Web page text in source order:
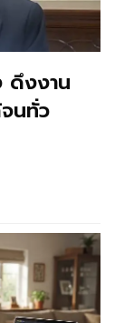
ดึงงาน
นทั่ว